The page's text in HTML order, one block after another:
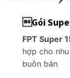
Gói
FPT Super
hợp cho
buôn bán